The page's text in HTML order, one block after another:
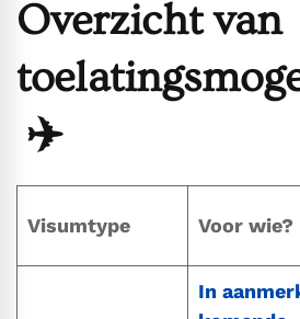
Overzicht van
✈️
Visumtype Voor wie?
In